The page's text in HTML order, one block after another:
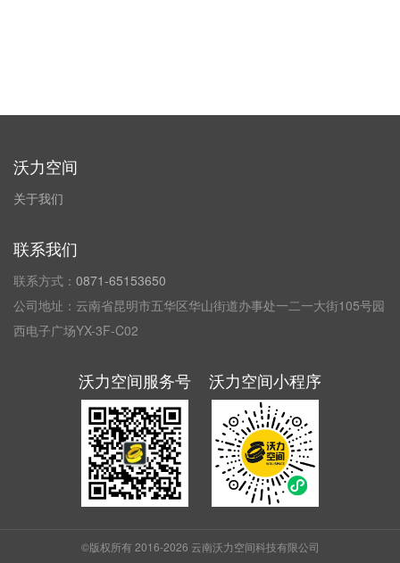
沃力空间
关于我们
联系我们
联系方式： 0871-65153650
公司地址：云南省昆明市五华区华山街道办事处一二一大街105号园
西电子广场YX-3F-C02
沃力空间服务号 沃力空间小程序
©版权所有 2016-2026 云南沃力空间科技有限公司